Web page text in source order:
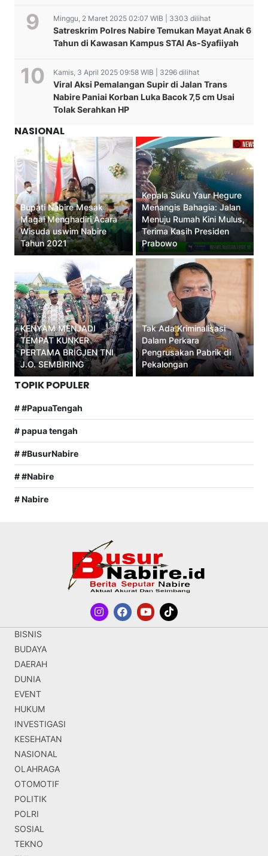
Minggu, 2 Maret 2025 02:07 WIB | 3303 dilihat
Satreskrim Polres Nabire Temukan Mayat Anak 6
Tahun di Kawasan Kampus STAI As-Syafiiyah
Kamis, 3 April 2025 09:58 WIB | 3296 dilihat
Viral Aksi Pemalangan Supir di Jalan Trans
Nabire Paniai Korban Luka Bacok 7,5 cm Usai
Tolak Serahkan HP
NASIONAL
Bupati Nabire Mesak
Magai Menghadiri Acara
Wisuda uswim Nabire
Tahun 2021
Kepala Suku Yaur Hegure
Menangis Bahagia: Jalan
Menuju Rumah Kini Mulus,
Terima Kasih Presiden
Prabowo
KENYAM MENJADI
TEMPAT KUNKER
PERTAMA BRIGJEN TNI
J.O. SEMBIRING
Tak Ada Kriminalisasi
Dalam Perkara
Pengrusakan Pabrik di
Pekalongan
TOPIK POPULER
# #PapuaTengah
# papua tengah
# #BusurNabire
# #Nabire
# Nabire
BISNIS
BUDAYA
DAERAH
DUNIA
EVENT
HUKUM
INVESTIGASI
KESEHATAN
NASIONAL
OLAHRAGA
OTOMOTIF
POLITIK
POLRI
SOSIAL
TEKNO